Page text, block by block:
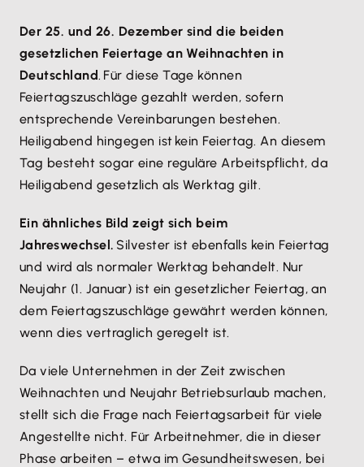
Der 25. und 26. Dezember sind die beiden
gesetzlichen Feiertage an Weihnachten in
Deutschland. Für diese Tage können
Feiertagszuschläge gezahlt werden, sofern
entsprechende Vereinbarungen bestehen.
Heiligabend hingegen ist kein Feiertag. An diesem
Tag besteht sogar eine reguläre Arbeitspflicht, da
Heiligabend gesetzlich als Werktag gilt.
Ein ähnliches Bild zeigt sich beim
Jahreswechsel. Silvester ist ebenfalls kein Feiertag
und wird als normaler Werktag behandelt. Nur
Neujahr (1. Januar) ist ein gesetzlicher Feiertag, an
dem Feiertagszuschläge gewährt werden können,
wenn dies vertraglich geregelt ist.
Da viele Unternehmen in der Zeit zwischen
Weihnachten und Neujahr Betriebsurlaub machen,
stellt sich die Frage nach Feiertagsarbeit für viele
Angestellte nicht. Für Arbeitnehmer, die in dieser
Phase arbeiten – etwa im Gesundheitswesen, bei